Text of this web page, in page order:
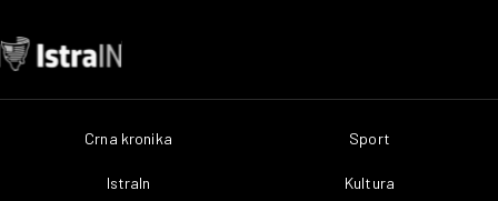
Crna kronika
IstraIn
Sport
Kultura